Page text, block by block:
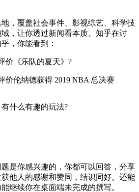
覆盖社会事件、影视综艺、科学技
，让你透过新闻看本质。知乎在讨
，你能看到：
《乐队的夏天》?
伦纳德获得 2019 NBA 总决赛
什么有趣的玩法?
你感兴趣的，你都可以回答，分享
他人的感谢和赞同，结识同好。还能
继续你在桌面端未完成的撰写。